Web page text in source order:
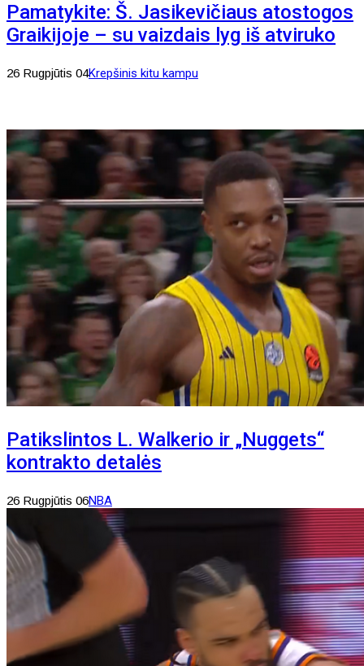
Pamatykite: Š. Jasikevičiaus atostogos
Graikijoje – su vaizdais lyg iš atviruko
26 Rugpjūtis 04Krepšinis kitu kampu
Patikslintos L. Walkerio ir „Nuggets“
kontrakto detalės
26 Rugpjūtis 06NBA